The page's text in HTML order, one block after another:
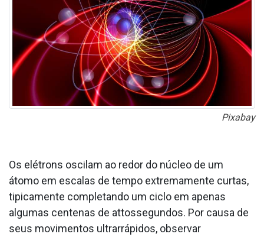
Pixabay
Os elétrons oscilam ao redor do núcleo de um
átomo em escalas de tempo extremamente curtas,
tipicamente completando um ciclo em apenas
algumas centenas de attossegundos. Por causa de
seus movimentos ultrarrápidos, observar